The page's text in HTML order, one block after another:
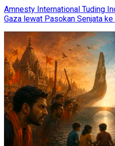
Amnesty International Tuding
Gaza lewat Pasokan Senjata